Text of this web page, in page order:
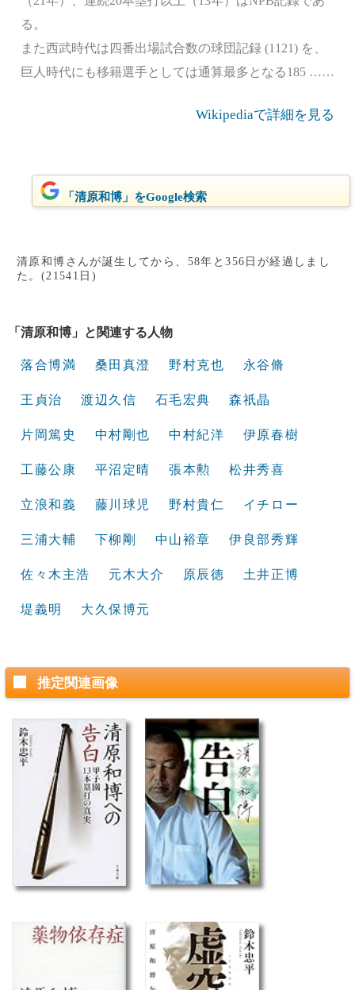
る。
また西武時代は四番出場試合数の球団記録 (1121) を、
巨人時代にも移籍選手としては通算最多となる185 ……
Wikipediaで詳細を見る
「清原和博」をGoogle検索
清原和博さんが誕生してから、58年と356日が経過しまし
た。(21541日)
「清原和博」と関連する人物
落合博満 桑田真澄 野村克也 永谷脩
王貞治 渡辺久信 石毛宏典 森祇晶
片岡篤史 中村剛也 中村紀洋 伊原春樹
工藤公康 平沼定晴 張本勲 松井秀喜
立浪和義 藤川球児 野村貴仁 イチロー
三浦大輔 下柳剛 中山裕章 伊良部秀輝
佐々木主浩 元木大介 原辰徳 土井正博
堤義明 大久保博元
推定関連画像